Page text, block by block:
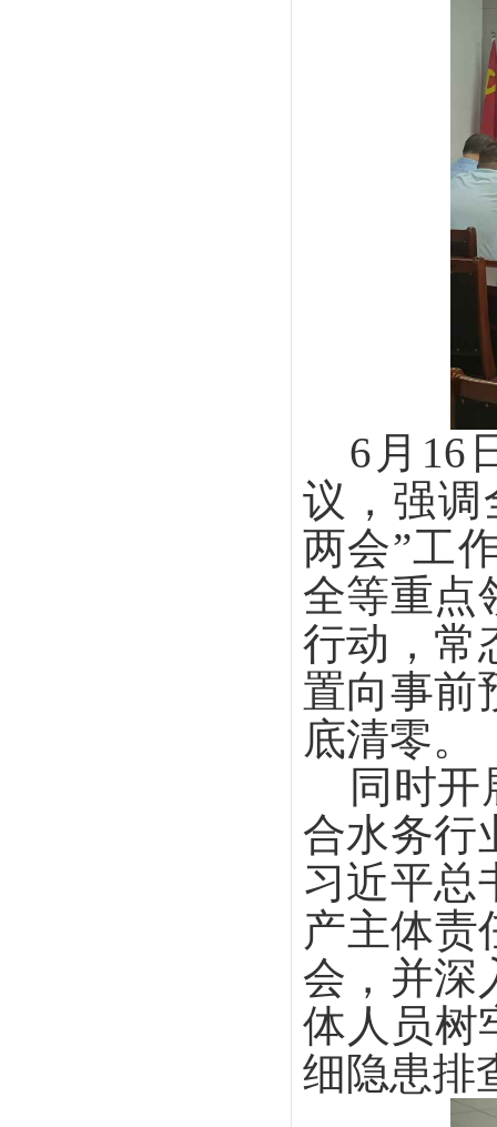
6月16
议，强调
两会”工
全等重点
行动，常
置向事前
底清零。
同时开
合水务行
习近平总
产主体责
会，并深
体人员树
细隐患排